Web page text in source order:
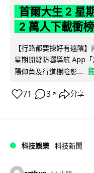
首爾大生 2 星
2 萬人下載衝
【行路都要揀好有遮陰
星期開發防曬導航 App
陽仰角及行道樹陰影...
71 3 ↗ 分享
科技娛樂 科技新聞